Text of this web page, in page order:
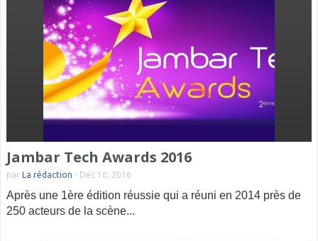
Jambar Tech Awards 2016
par La rédaction - Déc 16, 2016
Après une 1ère édition réussie qui a réuni en 2014 près de
250 acteurs de la scène...